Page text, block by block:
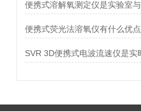
便携式荧光法溶氧仪有什么优点